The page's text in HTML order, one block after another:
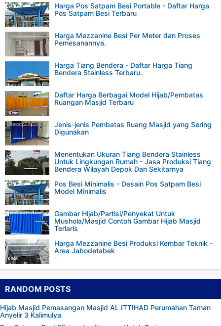
Harga Pos Satpam Besi Portable - Daftar Harga
Pos Satpam Besi Terbaru
Harga Mezzanine Besi Per Meter dan Proses
Pemesanannya.
Harga Tiang Bendera - Daftar Harga Tiang
Bendera Stainless Terbaru.
Daftar Harga Berbagai Model Hijab/Pembatas
Ruangan Masjid Terbaru
Jenis-jenis Pembatas Ruang Masjid yang Sering
Digunakan
Menentukan Ukuran Tiang Bendera Stainless
Untuk Lingkungan Rumah - Jasa Produksi Tiang
Bendera Wilayah Depok Dan Sekitarnya
Pos Besi Minimalis - Desain Pos Satpam Besi
Model Minimalis
Gambar Hijab/Partisi/Penyekat Untuk
Mushola/Masjid Contoh Gambar Hijab Masjid
Terlaris
Harga Mezzanine Besi Produksi Kembar Teknik -
Area Jabodetabek
RANDOM POSTS
Hijab Masjid Pemasangan Masjid AL ITTIHAD Perumahan Taman
Anyelir 3 Kalimulya